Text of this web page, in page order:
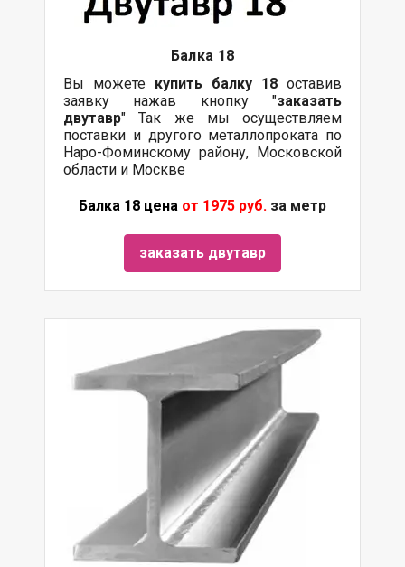
Балка 18
Вы можете купить балку 18 оставив
заявку нажав кнопку "заказать
двутавр" Так же мы осуществляем
поставки и другого металлопроката по
Наро-Фоминскому району, Московской
области и Москве
Балка 18 цена от 1975 руб. за метр
заказать двутавр